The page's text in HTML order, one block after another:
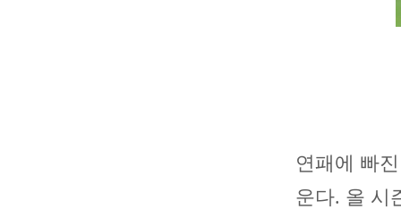
연패에 빠
운다. 올 시